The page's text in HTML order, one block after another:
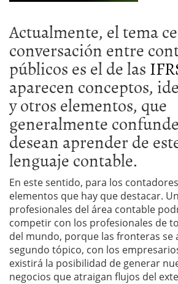
Actualmente, el tema
conversación entre
públicos es el de las
aparecen conceptos,
y otros elementos, que
generalmente
desean aprender de
lenguaje contable.
En este sentido, para los
elementos que hay que destacar.
profesionales del área contable
competir con los profesionales de
del mundo, porque las fronteras se
segundo tópico, con los
existirá la posibilidad de generar
negocios que atraigan flujos del